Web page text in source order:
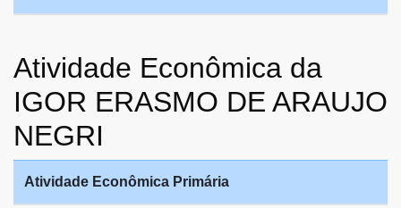
Atividade Econômica da
IGOR ERASMO DE ARAUJO
NEGRI
Atividade Econômica Primária